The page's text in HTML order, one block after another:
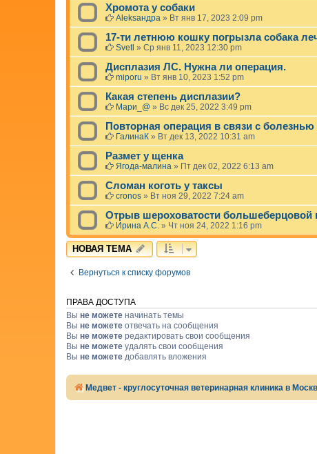
Хромота у собаки
Aleksaндра » Вт янв 17, 2023 2:09 pm
17-ти летнюю кошку погрызла собака
Svetl » Ср янв 11, 2023 12:30 pm
Дисплазия ЛС. Нужна ли операция.
miporu » Вт янв 10, 2023 1:52 pm
Какая степень дисплазии?
Мари_@ » Вс дек 25, 2022 3:49 pm
Повторная операция в связи с болезнью
ГалинаК » Вт дек 13, 2022 10:31 am
Размет у щенка
Ягода-малина » Пт дек 02, 2022 6:13 am
Сломан коготь у таксы
cronos » Вт ноя 29, 2022 7:24 am
Отрыв шероховатости большеберцовой
Ирина А.С. » Чт ноя 24, 2022 1:16 pm
НОВАЯ ТЕМА
Вернуться к списку форумов
ПРАВА ДОСТУПА
Вы не можете начинать темы
Вы не можете отвечать на сообщения
Вы не можете редактировать свои сообщения
Вы не можете удалять свои сообщения
Вы не можете добавлять вложения
Медвет - круглосуточная ветеринарная клиника в